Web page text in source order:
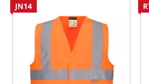
JN14